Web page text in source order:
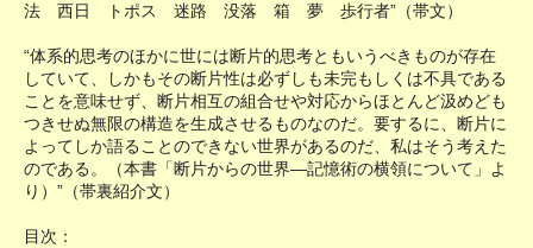
法 西日 トポス 迷路 没落 箱 夢 歩行者”（帯文）
“体系的思考のほかに世には断片的思考ともいうべきものが存在
していて、しかもその断片性は必ずしも未完もしくは不具である
ことを意味せず、断片相互の組合せや対応からほとんど汲めども
つきせぬ無限の構造を生成させるものなのだ。要するに、断片に
よってしか語ることのできない世界があるのだ、私はそう考えた
のである。（本書「断片からの世界―記憶術の横領について」よ
り）”（帯裏紹介文）
目次：